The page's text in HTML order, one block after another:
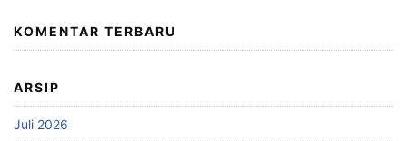
KOMENTAR TERBARU
ARSIP
Juli 2026